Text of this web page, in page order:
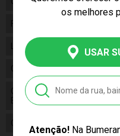
os melhores
USAR
Atenção!Na
Fabricante
Linha Brinquedo
Código 2012
Código de
Barras
Composição